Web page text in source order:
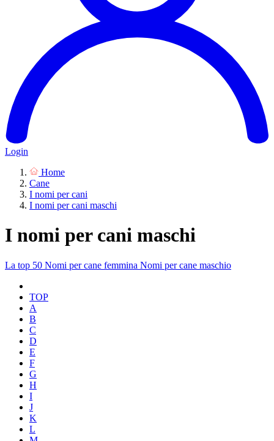
Login
Home
Cane
I nomi per cani
I nomi per cani maschi
I nomi per cani maschi
La top 50 Nomi per cane femmina Nomi per cane maschio
TOP
A
B
C
D
E
F
G
H
I
J
K
L